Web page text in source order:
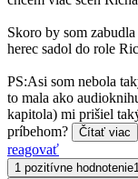
Skoro by som
herec sadol do role
PS:Asi som nebola
to mala ako
kapitola) mi prišiel
príbehom?
Čítať viac
reagovať
1 pozitívne hodnotenie